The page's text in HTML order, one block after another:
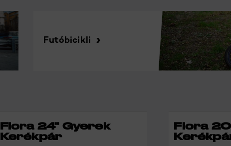
Futóbicikli
Flora 24" Gyerek
Kerékpár
Flora